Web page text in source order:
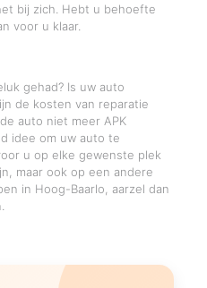
bij zich. Hebt u behoefte
voor u klaar.
gehad? Is uw auto
de kosten van reparatie
auto niet meer APK
idee om uw auto te
u op elke gewenste plek
maar ook op een andere
in Hoog-Baarlo, aarzel dan